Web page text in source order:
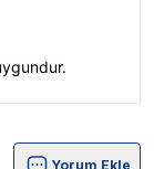
Yorum Ekle